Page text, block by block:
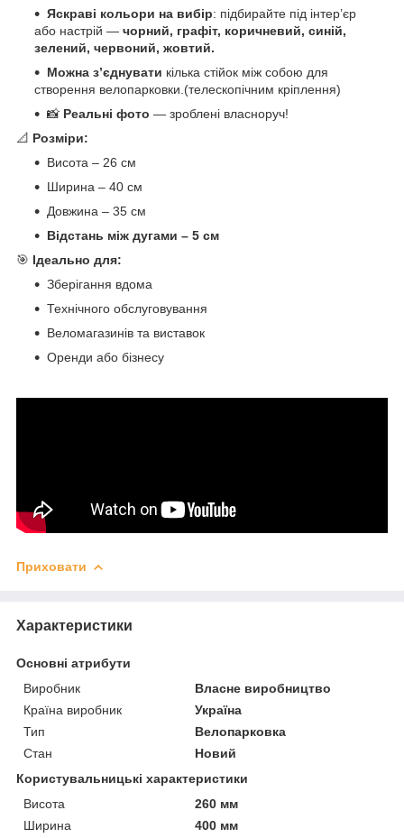
Яскраві кольори на вибір: підбирайте під інтер’єр
або настрій — чорний, графіт, коричневий, синій,
зелений, червоний, жовтий.
Можна з’єднувати кілька стійок між собою для
створення велопарковки.(телескопічним кріплення)
📸 Реальні фото — зроблені власноруч!
📐 Розміри:
Висота – 26 см
Ширина – 40 см
Довжина – 35 см
Відстань між дугами – 5 см
🎯 Ідеально для:
Зберігання вдома
Технічного обслуговування
Веломагазинів та виставок
Оренди або бізнесу
Приховати
Характеристики
Основні атрибути
Виробник
Власне виробництво
Країна виробник
Україна
Тип
Велопарковка
Стан
Новий
Користувальницькі характеристики
Висота
260 мм
Ширина
400 мм